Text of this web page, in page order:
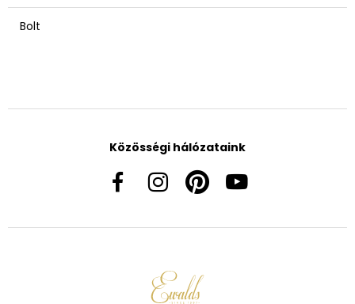
Bolt
Közösségi hálózataink